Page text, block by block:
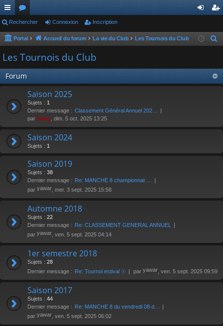
ac
co
ur
ci
s
or
u
m
s
ne
on
cri
on
Rechercher Connexion Inscription
Portal Accueil du forum La vie du Club Les Tournois du Club
e
Les Tournois du Club
Forum
Saison 2025
Sujets : 1
Dernier message : Classement Général Annuel 202…
par Gaby , dim. 5 oct. 2025 13:25
Saison 2024
Sujets : 1
Saison 2019
Sujets : 38
Dernier message : Re: MANCHE 8 championnat …
par yawar , mer. 3 sept. 2025 15:58
Automne 2018
Sujets : 22
Dernier message : Re: CLASSEMENT GENERAL ANNUEL
par yawar , ven. 5 sept. 2025 04:14
1er semestre 2018
Sujets : 28
Dernier message : Re: Tournoi estival ☉ par yawar , ven. 5 sept. 2025 09:59
Saison 2017
Sujets : 44
Dernier message : Re: MANCHE 8 du vendredi 08 d…
par yawar , ven. 5 sept. 2025 06:02